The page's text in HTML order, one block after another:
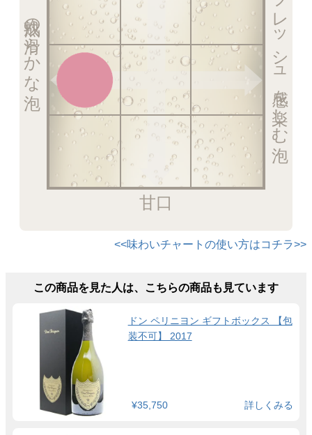
フレッシュ感を楽しむ泡
甘口
熟成の滑らかな泡
<<味わいチャートの使い方はコチラ>>
この商品を見た人は、こちらの商品も見ています
ドン ペリニヨン ギフトボックス 【包
装不可】 2017
¥35,750 詳しくみる